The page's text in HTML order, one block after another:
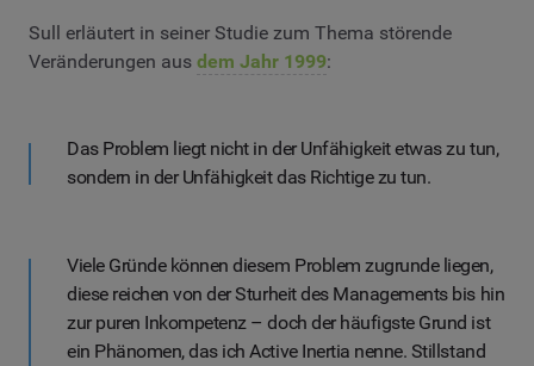
Sull erläutert in seiner Studie zum Thema störende
Veränderungen aus dem Jahr 1999:
Das Problem liegt nicht in der Unfähigkeit etwas zu tun,
sondern in der Unfähigkeit das Richtige zu tun.
Viele Gründe können diesem Problem zugrunde liegen,
diese reichen von der Sturheit des Managements bis hin
zur puren Inkompetenz – doch der häufigste Grund ist
ein Phänomen, das ich Active Inertia nenne. Stillstand